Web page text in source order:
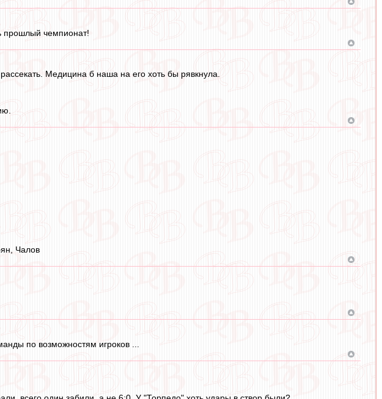
прошлый чемпионат!
Медицина б наша на его хоть бы рявкнула.
Чалов
по возможностям игроков ...